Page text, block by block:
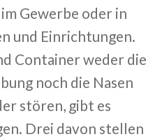
Gewerbe oder in
und Einrichtungen.
Container weder die
noch die Nasen
stören, gibt es
Drei davon stellen